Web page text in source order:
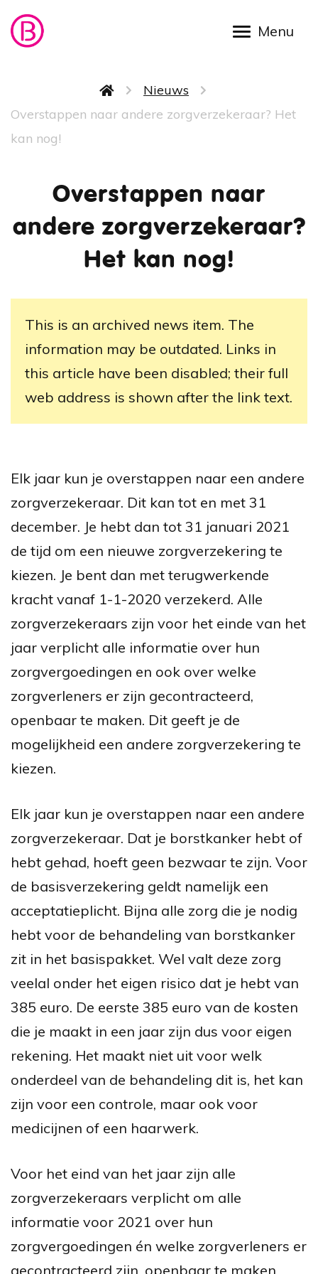
Overslaan en naar de inhoud gaan
Kruimelpad
Nieuws
Overstappen naar andere zorgverzekeraar? Het
kan nog!
Overstappen naar
andere zorgverzekeraar?
Het kan nog!
This is an archived news item. The
information may be outdated. Links in
this article have been disabled; their full
web address is shown after the link text.
Elk jaar kun je overstappen naar een andere
zorgverzekeraar. Dit kan tot en met 31
december. Je hebt dan tot 31 januari 2021
de tijd om een nieuwe zorgverzekering te
kiezen. Je bent dan met terugwerkende
kracht vanaf 1-1-2020 verzekerd. Alle
zorgverzekeraars zijn voor het einde van het
jaar verplicht alle informatie over hun
zorgvergoedingen en ook over welke
zorgverleners er zijn gecontracteerd,
openbaar te maken. Dit geeft je de
mogelijkheid een andere zorgverzekering te
kiezen.
Elk jaar kun je overstappen naar een andere
zorgverzekeraar. Dat je borstkanker hebt of
hebt gehad, hoeft geen bezwaar te zijn. Voor
de basisverzekering geldt namelijk een
acceptatieplicht. Bijna alle zorg die je nodig
hebt voor de behandeling van borstkanker
zit in het basispakket. Wel valt deze zorg
veelal onder het eigen risico dat je hebt van
385 euro. De eerste 385 euro van de kosten
die je maakt in een jaar zijn dus voor eigen
rekening. Het maakt niet uit voor welk
onderdeel van de behandeling dit is, het kan
zijn voor een controle, maar ook voor
medicijnen of een haarwerk.
Voor het eind van het jaar zijn alle
zorgverzekeraars verplicht om alle
informatie voor 2021 over hun
zorgvergoedingen én welke zorgverleners er
gecontracteerd zijn, openbaar te maken,